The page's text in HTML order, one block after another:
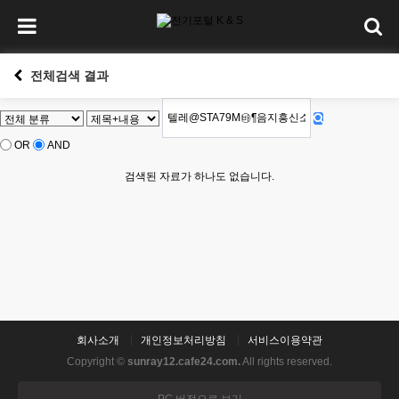
전체검색 결과
OR AND
검색된 자료가 하나도 없습니다.
회사소개 개인정보처리방침
서비스이용약관
Copyright © sunray12.cafe24.com.All rights reserved.